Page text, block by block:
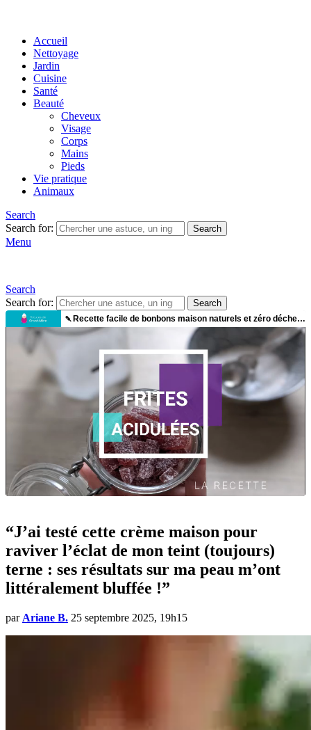
Accueil
Nettoyage
Jardin
Cuisine
Santé
Beauté
Cheveux
Visage
Corps
Mains
Pieds
Vie pratique
Animaux
Search
Search for:
Search
Menu
Search
Search for:
Search
“J’ai testé cette crème maison pour
raviver l’éclat de mon teint (toujours)
terne : ses résultats sur ma peau m’ont
littéralement bluffée !”
par Ariane B. 25 septembre 2025, 19h15